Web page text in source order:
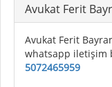
Avukat Ferit
Avukat Ferit
whatsapp iletişim
5072465959